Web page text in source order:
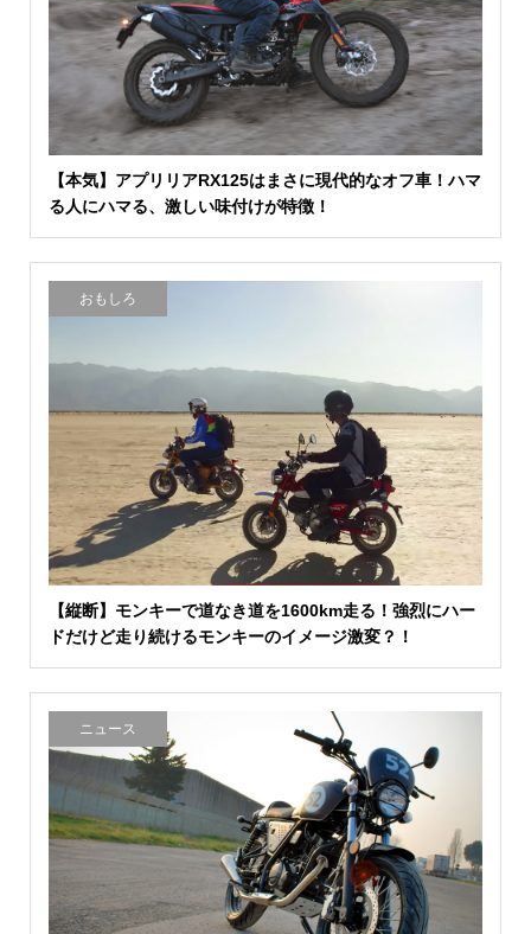
【本気】アプリリアRX125はまさに現代的なオフ車！ハマ
る人にハマる、激しい味付けが特徴！
おもしろ
【縦断】モンキーで道なき道を1600km走る！強烈にハー
ドだけど走り続けるモンキーのイメージ激変？！
ニュース